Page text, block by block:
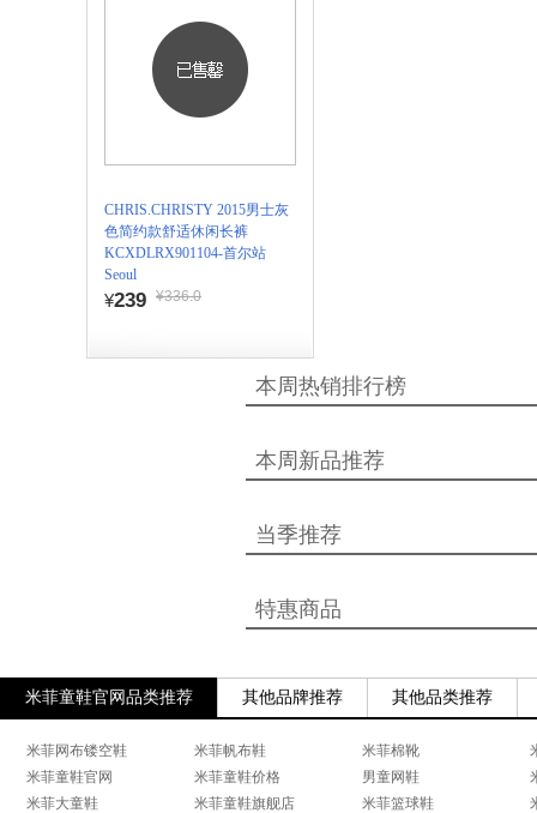
CHRIS.CHRISTY 2015男士灰
色简约款舒适休闲长裤
KCXDLRX901104-首尔站
Seoul
¥239 ¥336.0
本周热销排行榜
本周新品推荐
当季推荐
特惠商品
米菲童鞋官网品类推荐 其他品牌推荐 其他品类推荐
米菲网布镂空鞋 米菲帆布鞋 米菲棉靴
米菲童鞋官网
米菲童鞋价格 男童网鞋
米菲大童鞋
米菲童鞋旗舰店 米菲篮球鞋